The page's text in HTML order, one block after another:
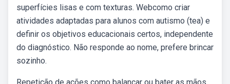
superfícies lisas e com texturas. Webcomo criar
atividades adaptadas para alunos com autismo (tea) e
definir os objetivos educacionais certos, independente
do diagnóstico. Não responde ao nome, prefere brincar
sozinho.